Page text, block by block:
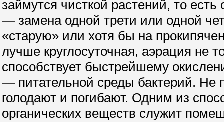
займутся чисткой растений, то
— замена одной трети или одной
«старую» или хотя бы на
лучше круглосуточная, аэрация не
способствует быстрейшему
— питательной среды бактерий. Не
голодают и погибают. Одним из
органических веществ служит